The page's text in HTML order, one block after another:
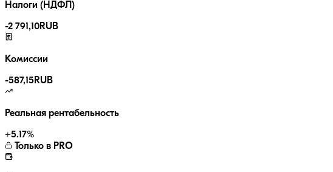
Налоги (НДФЛ)
-2 791,10RUB
Комиссии
-587,15 RUB
Реальная рентабельность
+5.17%
Только в PRO